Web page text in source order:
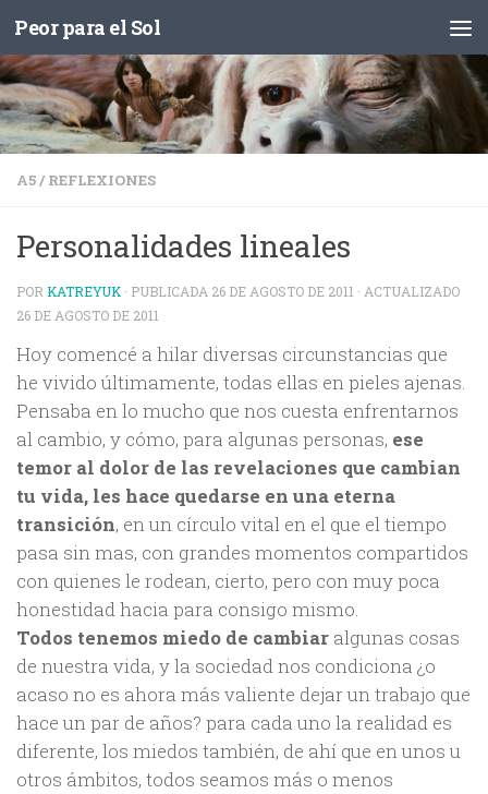
Saltar al contenido
Peor para el Sol
A5/ REFLEXIONES
Personalidades lineales
POR KATREYUK · PUBLICADA 26 DE AGOSTO DE 2011 · ACTUALIZADO
26 DE AGOSTO DE 2011
Hoy comencé a hilar diversas circunstancias que
he vivido últimamente, todas ellas en pieles ajenas.
Pensaba en lo mucho que nos cuesta enfrentarnos
al cambio, y cómo, para algunas personas, ese
temor al dolor de las revelaciones que cambian
tu vida, les hace quedarse en una eterna
transición, en un círculo vital en el que el tiempo
pasa sin mas, con grandes momentos compartidos
con quienes le rodean, cierto, pero con muy poca
honestidad hacia para consigo mismo.
Todos tenemos miedo de cambiar algunas cosas
de nuestra vida, y la sociedad nos condiciona ¿o
acaso no es ahora más valiente dejar un trabajo que
hace un par de años? para cada uno la realidad es
diferente, los miedos también, de ahí que en unos u
otros ámbitos, todos seamos más o menos